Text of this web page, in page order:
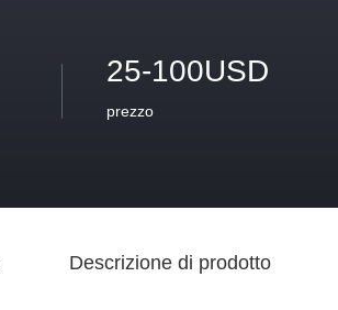
25-100USD
prezzo
Descrizione di prodotto